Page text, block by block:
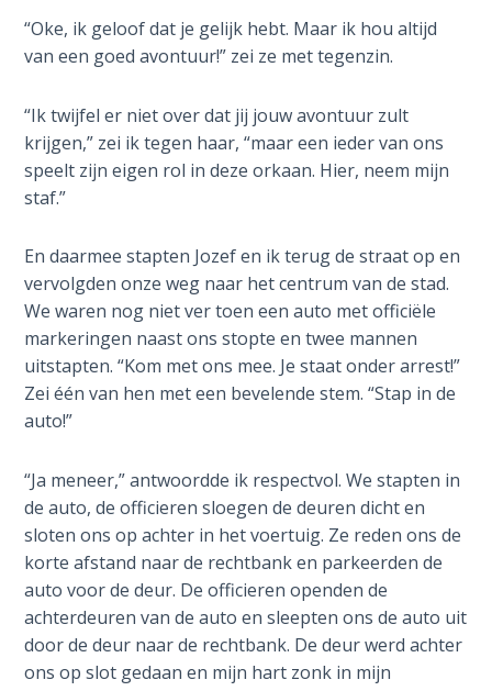
The
Vision
of the
Two
Gulf
Wars
Light
From
the
Crack
The
Prophetic
Modern
Abortion
Through
Timeless
Mountains
Biblical
Money:
“Oke, ik geloof dat je gelijk hebt. Maar ik hou altijd
van een goed avontuur!” zei ze met tegenzin.
“Ik twijfel er niet over dat jij jouw avontuur zult
krijgen,” zei ik tegen haar, “maar een ieder van ons
speelt zijn eigen rol in deze orkaan. Hier, neem mijn
staf.”
En daarmee stapten Jozef en ik terug de straat op en
vervolgden onze weg naar het centrum van de stad.
We waren nog niet ver toen een auto met officiële
markeringen naast ons stopte en twee mannen
uitstapten. “Kom met ons mee. Je staat onder arrest!”
Zei één van hen met een bevelende stem. “Stap in de
auto!”
“Ja meneer,” antwoordde ik respectvol. We stapten in
de auto, de officieren sloegen de deuren dicht en
sloten ons op achter in het voertuig. Ze reden ons de
korte afstand naar de rechtbank en parkeerden de
auto voor de deur. De officieren openden de
achterdeuren van de auto en sleepten ons de auto uit
door de deur naar de rechtbank. De deur werd achter
ons op slot gedaan en mijn hart zonk in mijn